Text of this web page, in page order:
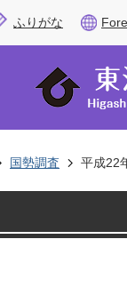
ふりがな
国勢調査 平成22